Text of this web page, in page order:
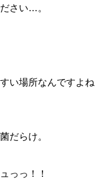
さい…。
い場所なんですよね
だらけ。
っっ！！